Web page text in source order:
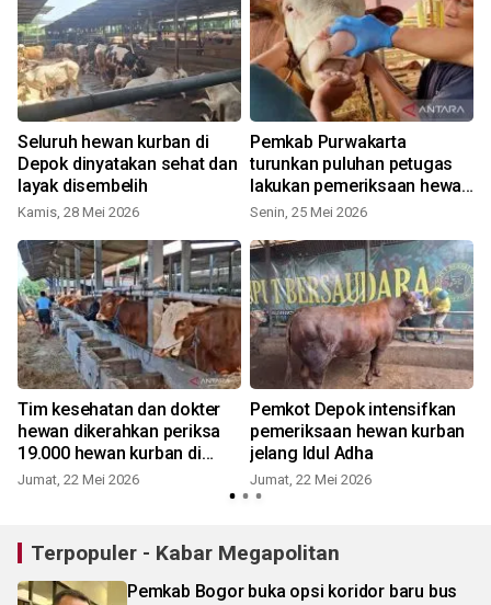
Seluruh hewan kurban di
Depok dinyatakan sehat dan
layak disembelih
Kamis, 28 Mei 2026
Pemkab Purwakarta
turunkan puluhan petugas
lakukan pemeriksaan hewan
kurban
Senin, 25 Mei 2026
Tim kesehatan dan dokter
hewan dikerahkan periksa
19.000 hewan kurban di
Kabupaten Bekasi
Jumat, 22 Mei 2026
Pemkot Depok intensifkan
pemeriksaan hewan kurban
jelang Idul Adha
Jumat, 22 Mei 2026
Terpopuler - Kabar Megapolitan
Pemkab Bogor buka opsi koridor baru bus